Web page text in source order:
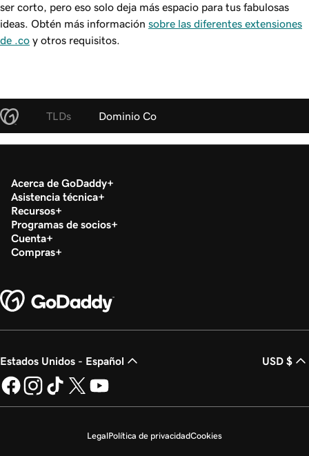
ser corto, pero eso solo deja más espacio para tus fabulosas
ideas. Obtén más información sobre las diferentes extensiones
de .co y otros requisitos.
TLDs Dominio Co
Acerca de GoDaddy
Asistencia técnica
Recursos
Programas de socios
Cuenta
Compras
Estados Unidos - Español USD $
LegalPolítica de privacidadCookies